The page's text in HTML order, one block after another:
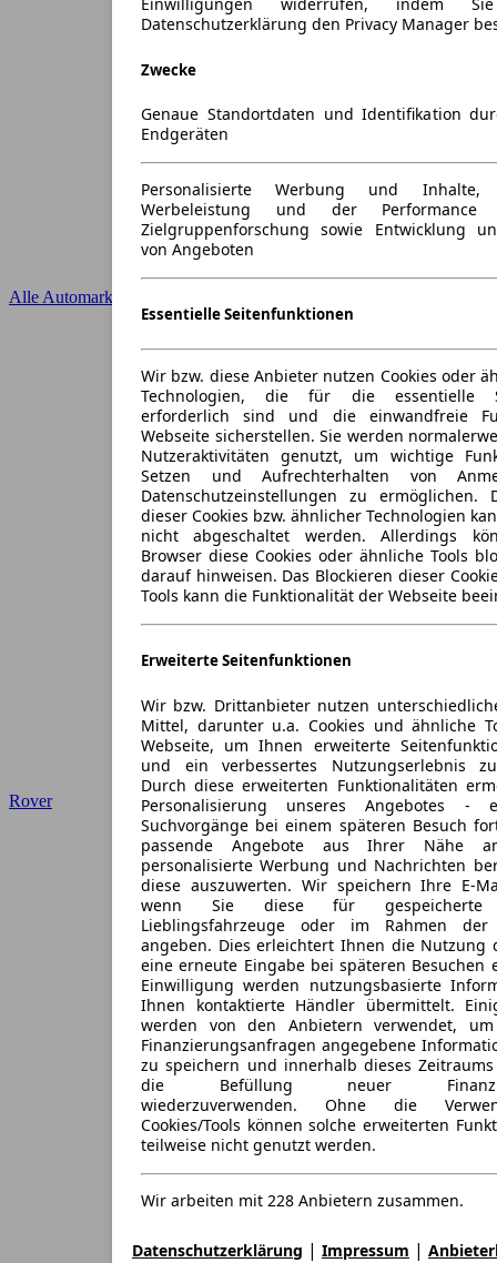
Alle Automarken
Rover
Einwilligungen widerrufen, indem
Datenschutzerklärung den Privacy Manager
Zwecke
Genaue Standortdaten und Identifikation
Endgeräten
Personalisierte Werbung und Inhalte,
Werbeleistung und der
Zielgruppenforschung sowie Entwicklung
von Angeboten
Essentielle Seitenfunktionen
Wir bzw. diese Anbieter nutzen Cookies oder
Technologien, die für die essentielle
erforderlich sind und die einwandfreie
Webseite sicherstellen. Sie werden
Nutzeraktivitäten genutzt, um wichtige
Setzen und Aufrechterhalten von
Datenschutzeinstellungen zu ermöglichen.
dieser Cookies bzw. ähnlicher Technologien
nicht abgeschaltet werden. Allerdings
Browser diese Cookies oder ähnliche Tools
darauf hinweisen. Das Blockieren dieser
Tools kann die Funktionalität der Webseite
Erweiterte Seitenfunktionen
Wir bzw. Drittanbieter nutzen
Mittel, darunter u.a. Cookies und ähnliche
Webseite, um Ihnen erweiterte
und ein verbessertes Nutzungserlebnis
Durch diese erweiterten Funktionalitäten
Personalisierung unseres Angebotes
Suchvorgänge bei einem späteren Besuch
passende Angebote aus Ihrer Nähe
personalisierte Werbung und Nachrichten
diese auszuwerten. Wir speichern Ihre E-
wenn Sie diese für gespeicherte
Lieblingsfahrzeuge oder im Rahmen der
angeben. Dies erleichtert Ihnen die Nutzung
eine erneute Eingabe bei späteren
Einwilligung werden nutzungsbasierte
Ihnen kontaktierte Händler übermittelt.
werden von den Anbietern verwendet,
Finanzierungsanfragen angegebene
zu speichern und innerhalb dieses
die Befüllung neuer
wiederzuverwenden. Ohne die
Cookies/Tools können solche erweiterten
teilweise nicht genutzt werden.
Wir arbeiten mit 228 Anbietern zusammen.
Datenschutzerklärung | Impressum |